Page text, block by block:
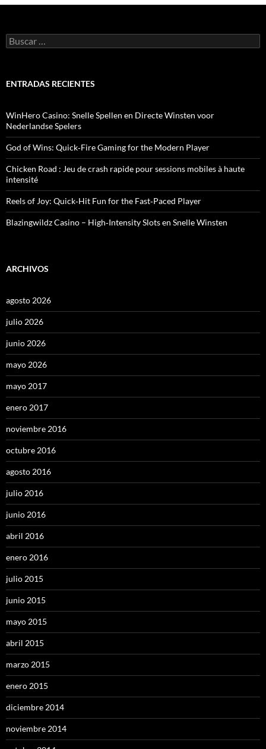
B
u
a
ENTRADAS RECIENTES
WinHero Casino: Snelle Spellen en Directe Winsten voor
Nederlandse Spelers
God of Wins: Quick‑Fire Gaming for the Modern Player
Chicken Road : Jeu de crash rapide pour sessions mobiles à haute
intensité
Reels of Joy: Quick‑Hit Fun for the Fast‑Paced Player
Blazingwildz Casino – High‑Intensity Slots en Snelle Winsten
ARCHIVOS
agosto 2026
julio 2026
junio 2026
mayo 2026
mayo 2017
enero 2017
noviembre 2016
octubre 2016
agosto 2016
julio 2016
junio 2016
abril 2016
enero 2016
julio 2015
junio 2015
mayo 2015
abril 2015
marzo 2015
enero 2015
diciembre 2014
noviembre 2014